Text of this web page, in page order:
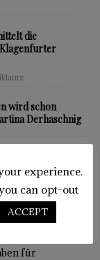
die
wird schon
Derhaschnig
für
experience.
can opt-out
ACCEPT